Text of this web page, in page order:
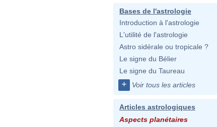
Bases de l'astrologie
Introduction à l'astrologie
L'utilité de l'astrologie
Astro sidérale ou tropicale ?
Le signe du Bélier
Le signe du Taureau
+ Voir tous les articles
Articles astrologiques
Aspects planétaires